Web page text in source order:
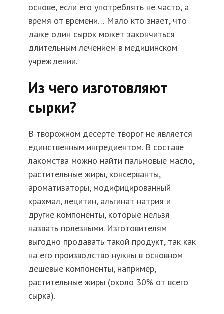
основе, если его употреблять не часто, а
время от времени… Мало кто знает, что
даже один сырок может закончиться
длительным лечением в медицинском
учреждении.
Из чего изготовляют
сырки?
В творожном десерте творог не является
единственным ингредиентом. В составе
лакомства можно найти пальмовые масло,
растительные жиры, консерванты,
ароматизаторы, модифицированный
крахмал, лецитин, альгинат натрия и
другие компоненты, которые нельзя
назвать полезными. Изготовителям
выгодно продавать такой продукт, так как
на его производство нужны в основном
дешевые компоненты, например,
растительные жиры (около 30% от всего
сырка).